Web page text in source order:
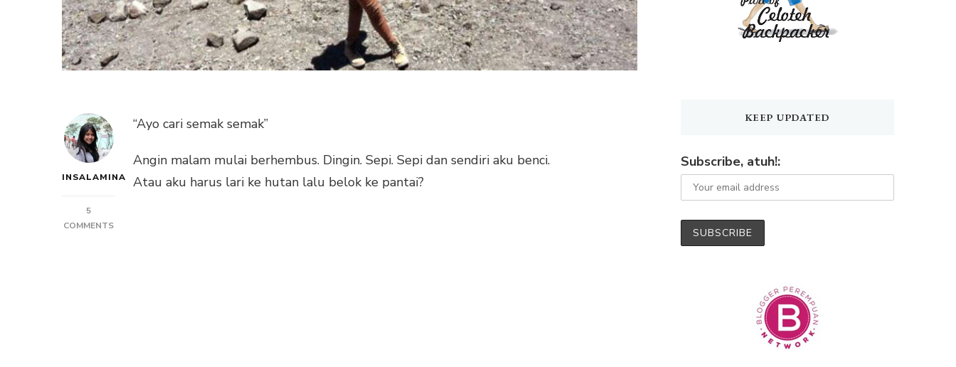
INSALAMINA
5
COMMENTSON
“Ayo cari semak semak”
Angin malam mulai berhembus. Dingin. Sepi. Sepi dan sendiri aku benci.
Atau aku harus lari ke hutan lalu belok ke pantai?
KEEP UPDATED
Subscribe, atuh!: